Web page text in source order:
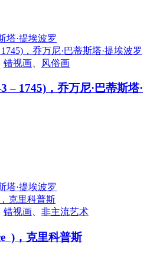
塔·提埃波罗
错视画 风俗画
– 1745)，乔万尼·巴蒂斯塔·
塔·提埃波罗
错视画 非主流艺术
)，克里科普斯